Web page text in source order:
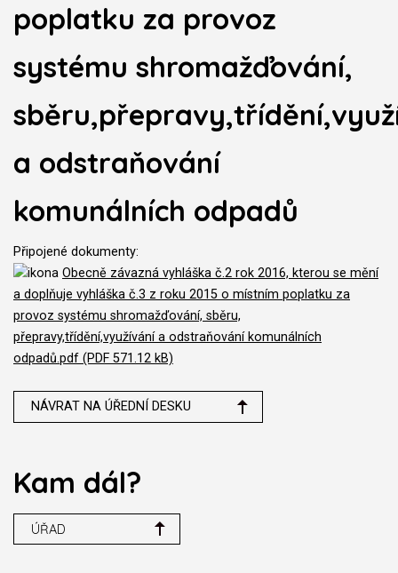
poplatku za provoz
systému shromažďování,
a odstraňování
komunálních odpadů
Připojené dokumenty:
Obecně závazná vyhláška č.2 rok 2016, kterou se mění
a doplňuje vyhláška č.3 z roku 2015 o místním poplatku za
provoz systému shromažďování, sběru,
přepravy,třídění,využívání a odstraňování komunálních
odpadů.pdf (PDF 571.12 kB)
NÁVRAT NA ÚŘEDNÍ DESKU
Kam dál?
ÚŘAD